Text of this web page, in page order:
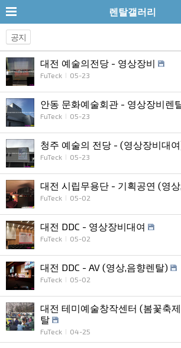
렌탈갤러리
공지
대전 예술의전당 - 영상장비
FuTeck 05-23
안동 문화예술회관 - 영상장비렌
FuTeck 05-23
청주 예술의 전당 - (영상장비대
FuTeck 05-23
대전 시립무용단 - 기획공연 (영
FuTeck 05-02
대전 DDC - 영상장비대여
FuTeck 05-02
대전 DDC - AV (영상,음향렌탈)
FuTeck 05-02
대전 테미예술창작센터 (봄꽃축
탈
FuTeck 04-25